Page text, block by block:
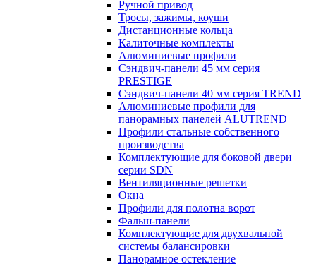
Ручной привод
Тросы, зажимы, коуши
Дистанционные кольца
Калиточные комплекты
Алюминиевые профили
Сэндвич-панели 45 мм серия
PRESTIGE
Сэндвич-панели 40 мм серия TREND
Алюминиевые профили для
панорамных панелей ALUTREND
Профили стальные собственного
производства
Комплектующие для боковой двери
серии SDN
Вентиляционные решетки
Окна
Профили для полотна ворот
Фальш-панели
Комплектующие для двухвальной
системы балансировки
Панорамное остекление